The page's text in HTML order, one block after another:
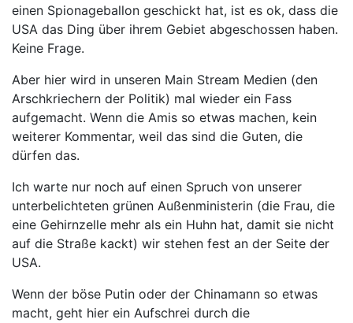
einen Spionageballon geschickt hat, ist es ok, dass die
USA das Ding über ihrem Gebiet abgeschossen haben.
Keine Frage.
Aber hier wird in unseren Main Stream Medien (den
Arschkriechern der Politik) mal wieder ein Fass
aufgemacht. Wenn die Amis so etwas machen, kein
weiterer Kommentar, weil das sind die Guten, die
dürfen das.
Ich warte nur noch auf einen Spruch von unserer
unterbelichteten grünen Außenministerin (die Frau, die
eine Gehirnzelle mehr als ein Huhn hat, damit sie nicht
auf die Straße kackt) wir stehen fest an der Seite der
USA.
Wenn der böse Putin oder der Chinamann so etwas
macht, geht hier ein Aufschrei durch die